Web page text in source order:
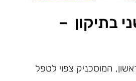
בתיקון –
המוסכניק צפוי לטפל